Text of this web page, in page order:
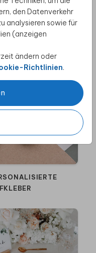
den Datenverkehr
analysieren sowie für
(anzeigen
ändern oder
Richtlinien.